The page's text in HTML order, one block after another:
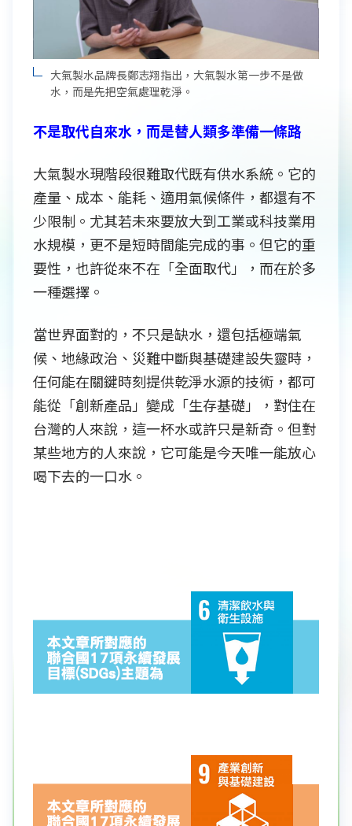
大氣製水品牌長鄭志翔指出，大氣製水第一步不是做
水，而是先把空氣處理乾淨。
不是取代自來水，而是替人類多準備一條路
大氣製水現階段很難取代既有供水系統。它的
產量、成本、能耗、適用氣候條件，都還有不
少限制。尤其若未來要放大到工業或科技業用
水規模，更不是短時間能完成的事。但它的重
要性，也許從來不在「全面取代」，而在於多
一種選擇。
當世界面對的，不只是缺水，還包括極端氣
候、地緣政治、災難中斷與基礎建設失靈時，
任何能在關鍵時刻提供乾淨水源的技術，都可
能從「創新產品」變成「生存基礎」，對住在
台灣的人來說，這一杯水或許只是新奇。但對
某些地方的人來說，它可能是今天唯一能放心
喝下去的一口水。